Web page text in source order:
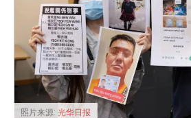
照片来源: 光华日报